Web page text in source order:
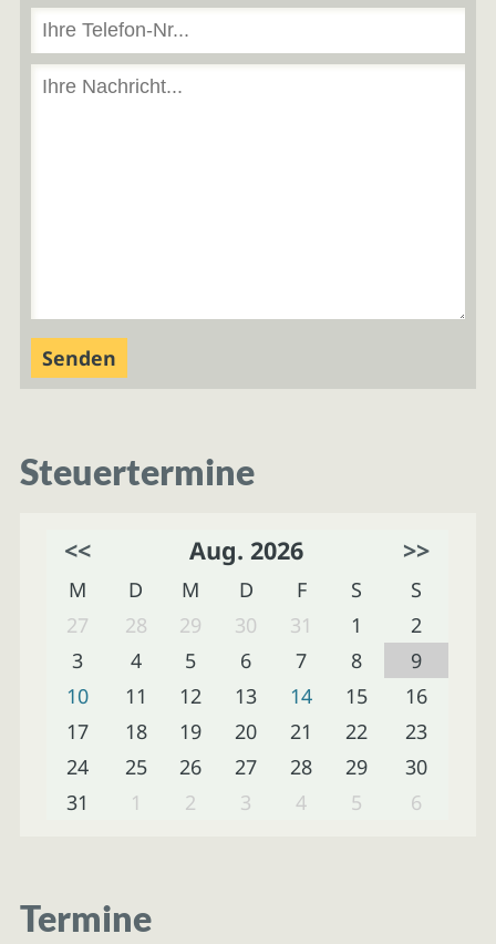
Steuertermine
<< Aug. 2026 >>
M D M D F S
S
27
28 29 30 31 1
2
3
4 5 6 7 8
9
10
11 12 13 14 15
16
17
18 19 20 21 22
23
24
25 26 27 28 29
30
31
1 2 3 4 5 6
Termine